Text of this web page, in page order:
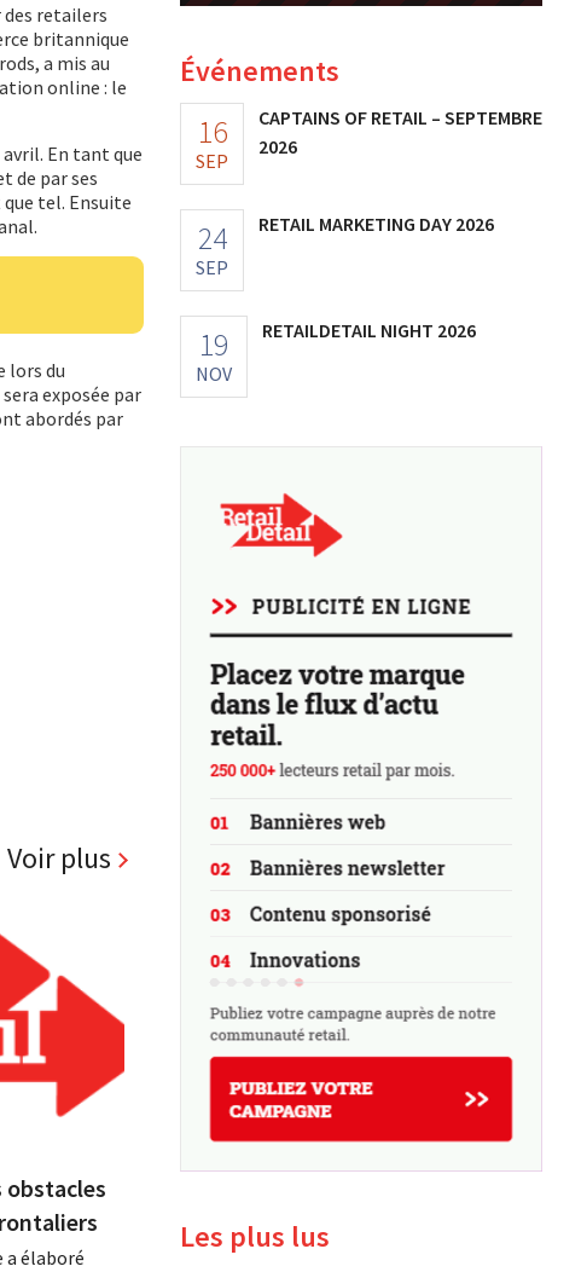
des retailers
britannique
a mis au
online : le
En tant que
de par ses
tel. Ensuite
lors du
exposée par
abordés par
Voir plus
obstacles
a élaboré
Événements
16
SEP
CAPTAINS OF RETAIL – SEPTEMBRE
2026
24
SEP
RETAIL MARKETING DAY 2026
19
NOV
RETAILDETAIL NIGHT 2026
Les plus lus